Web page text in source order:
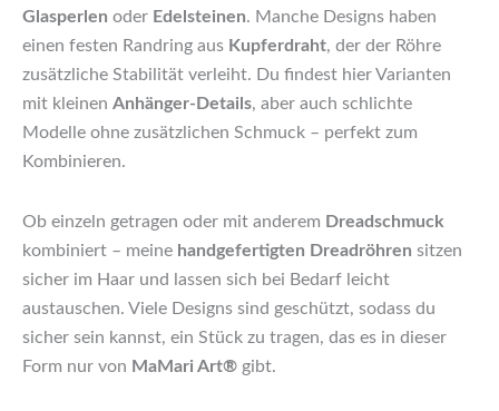
Glasperlen oder Edelsteinen. Manche Designs haben
einen festen Randring aus Kupferdraht, der der Röhre
zusätzliche Stabilität verleiht. Du findest hier Varianten
mit kleinen Anhänger-Details, aber auch schlichte
Modelle ohne zusätzlichen Schmuck – perfekt zum
Kombinieren.
Ob einzeln getragen oder mit anderem Dreadschmuck
kombiniert – meine handgefertigten Dreadröhren sitzen
sicher im Haar und lassen sich bei Bedarf leicht
austauschen. Viele Designs sind geschützt, sodass du
sicher sein kannst, ein Stück zu tragen, das es in dieser
Form nur von MaMari Art® gibt.